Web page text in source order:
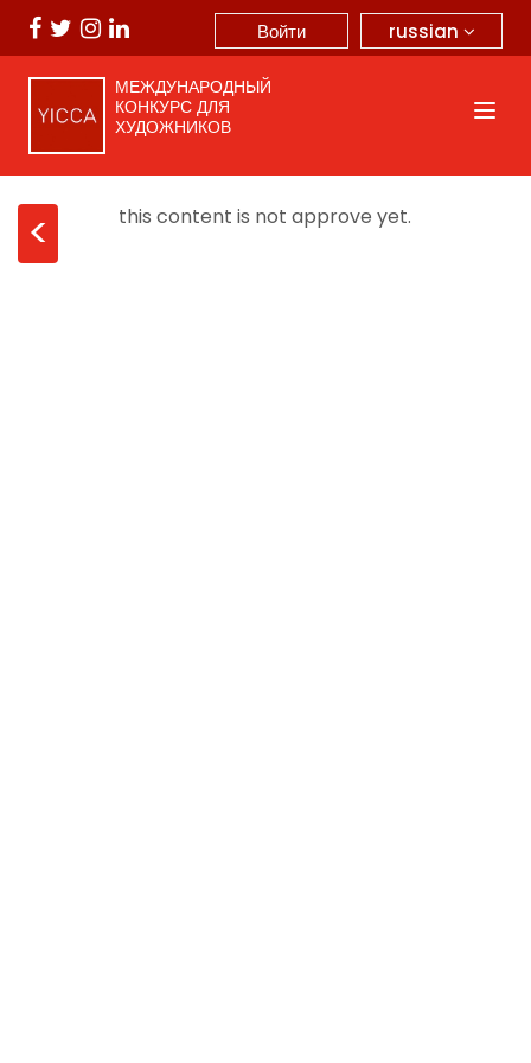
russian
Войти
МЕЖДУНАРОДНЫЙ
КОНКУРС ДЛЯ
ХУДОЖНИКОВ
< this content is not approve yet.